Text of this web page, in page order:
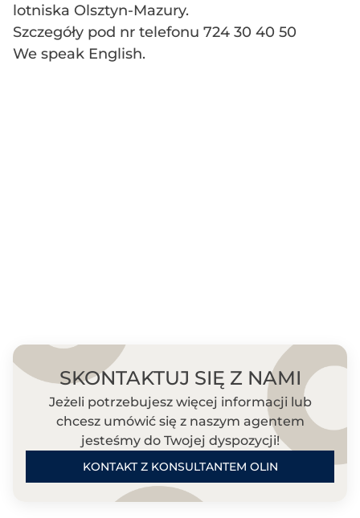
lotniska Olsztyn-Mazury.
Szczegóły pod nr telefonu 724 30 40 50
We speak English.
SKONTAKTUJ SIĘ Z NAMI
Jeżeli potrzebujesz więcej informacji lub
chcesz umówić się z naszym agentem
jesteśmy do Twojej dyspozycji!
KONTAKT Z KONSULTANTEM OLIN